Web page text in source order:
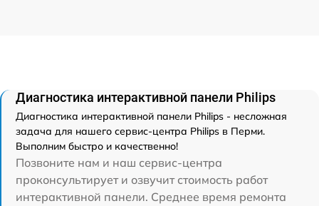
Диагностика интерактивной панели Philips
Диагностика интерактивной панели Philips - несложная
задача для нашего сервис-центра Philips в Перми.
Выполним быстро и качественно!
Позвоните нам и наш сервис-центра
проконсультирует и озвучит стоимость работ
интерактивной панели. Среднее время ремонта